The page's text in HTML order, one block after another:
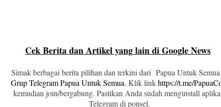
Cek Berita dan Artikel yang lain di Google News
Simak berbagai berita pilihan dan terkini dari Papua Untuk
Grup Telegram Papua Untuk Semua. Klik linkhttps://t.me/
kemudian join/bergabung. Pastikan Anda sudah menginstall
Telegram di ponsel.